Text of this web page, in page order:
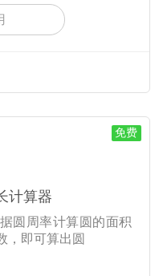
免费
计算器
圆周率计算圆的面积
，即可算出圆